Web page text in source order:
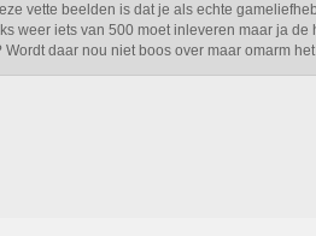
vette beelden is dat je als echte
weer iets van 500 moet inleveren maar ja
daar nou niet boos over maar omarm